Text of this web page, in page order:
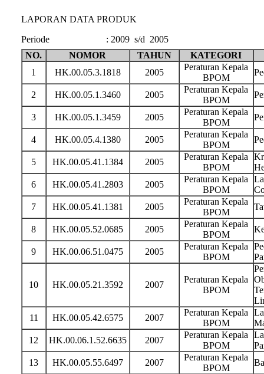
LAPORAN DATA PRODUK
Periode
: 2009 s/d 2005
NO.
NOMOR TAHUN
KATEGORI
1
HK.00.05.3.1818 2005
Peraturan Kepala
BPOM
2 HK.00.05.1.3460 2005
Peraturan Kepala
BPOM
3 HK.00.05.1.3459 2005
Peraturan Kepala
BPOM
4 HK.00.05.4.1380 2005
Peraturan Kepala
BPOM
5 HK.00.05.41.1384 2005
Peraturan Kepala
BPOM
6
HK.00.05.41.2803 2005
Peraturan Kepala
BPOM
7
HK.00.05.41.1381 2005
Peraturan Kepala
BPOM
8 HK.00.05.52.0685 2005
Peraturan Kepala
BPOM
9 HK.00.06.51.0475 2005
Peraturan Kepala
BPOM
10 HK.00.05.21.3592 2007
Peraturan Kepala
BPOM
11
HK.00.05.42.6575 2007
Peraturan Kepala
BPOM
12
HK.00.06.1.52.6635 2007
Peraturan Kepala
BPOM
13
HK.00.05.55.6497 2007
Peraturan Kepala
BPOM